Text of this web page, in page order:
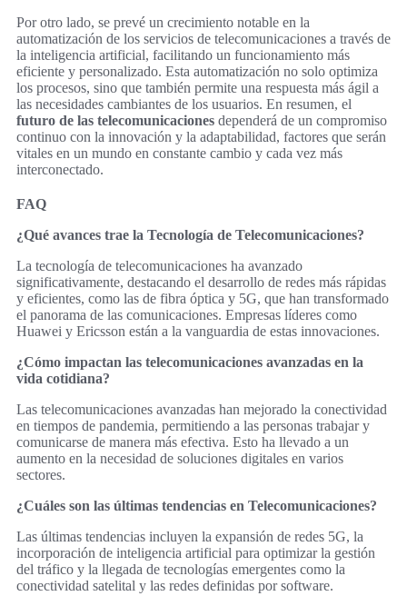
Por otro lado, se prevé un crecimiento notable en la
automatización de los servicios de telecomunicaciones a través de
la inteligencia artificial, facilitando un funcionamiento más
eficiente y personalizado. Esta automatización no solo optimiza
los procesos, sino que también permite una respuesta más ágil a
las necesidades cambiantes de los usuarios. En resumen, el
futuro de las telecomunicaciones dependerá de un compromiso
continuo con la innovación y la adaptabilidad, factores que serán
vitales en un mundo en constante cambio y cada vez más
interconectado.
FAQ
¿Qué avances trae la Tecnología de Telecomunicaciones?
La tecnología de telecomunicaciones ha avanzado
significativamente, destacando el desarrollo de redes más rápidas
y eficientes, como las de fibra óptica y 5G, que han transformado
el panorama de las comunicaciones. Empresas líderes como
Huawei y Ericsson están a la vanguardia de estas innovaciones.
¿Cómo impactan las telecomunicaciones avanzadas en la
vida cotidiana?
Las telecomunicaciones avanzadas han mejorado la conectividad
en tiempos de pandemia, permitiendo a las personas trabajar y
comunicarse de manera más efectiva. Esto ha llevado a un
aumento en la necesidad de soluciones digitales en varios
sectores.
¿Cuáles son las últimas tendencias en Telecomunicaciones?
Las últimas tendencias incluyen la expansión de redes 5G, la
incorporación de inteligencia artificial para optimizar la gestión
del tráfico y la llegada de tecnologías emergentes como la
conectividad satelital y las redes definidas por software.